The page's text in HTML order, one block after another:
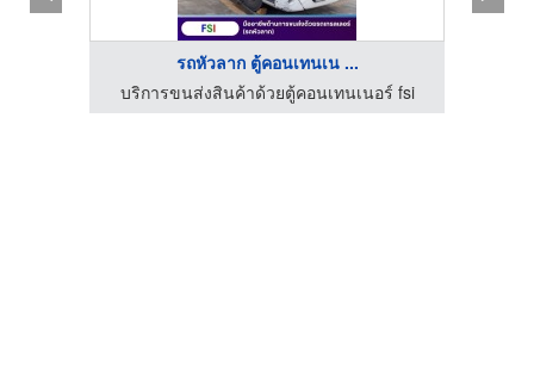
รถหัวลาก ตู้คอนเทนเน ...
บริการขนส่งสินค้าด้วยตู้คอนเทนเนอร์ fsi